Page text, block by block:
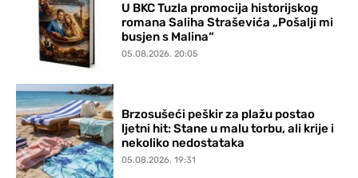
U BKC Tuzla promocija historijskog
romana Saliha Straševića „Pošalji mi
busjen s Malina“
05.08.2026. 20:05
Brzosušeći peškir za plažu postao
ljetni hit: Stane u malu torbu, ali krije i
nekoliko nedostataka
05.08.2026. 19:31